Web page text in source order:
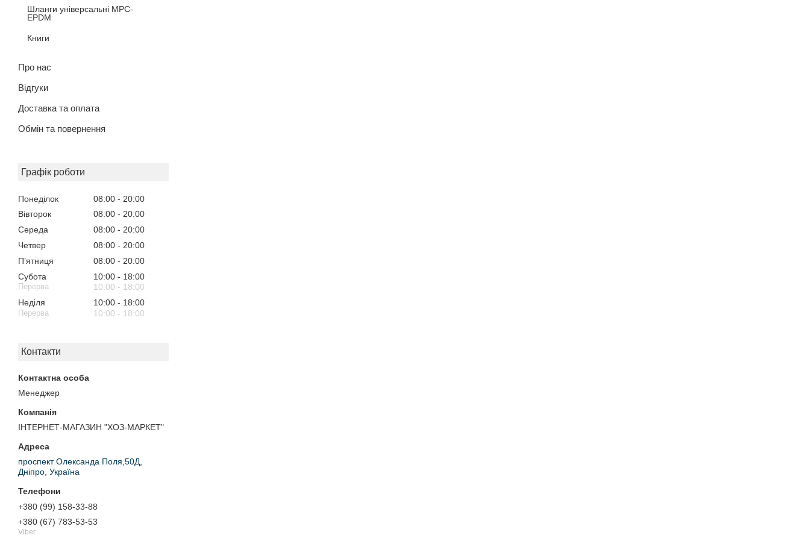
Шланги універсальні MPC-
EPDM
Книги
Про нас
Відгуки
Доставка та оплата
Обмін та повернення
Графік роботи
Понеділок 08:00
20:00
Вівторок
08:00
20:00
Середа
08:00
20:00
Четвер
08:00
20:00
Пʼятниця
08:00
20:00
Субота
10:00
18:00
10:00
18:00
Неділя
10:00
18:00
10:00
18:00
Контакти
Менеджер
ІНТЕРНЕТ-МАГАЗИН "ХОЗ-МАРКЕТ"
проспект Олександа Поля,50Д,
Дніпро, Україна
+380 (99) 158-33-88
+380 (67) 783-53-53
Viber